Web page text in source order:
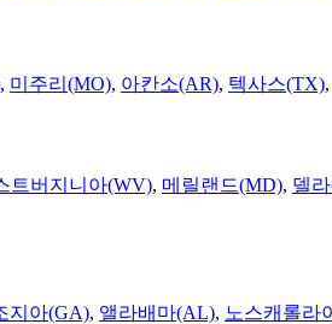
, 미주리(MO), 아칸소(AR), 텍사스(TX),
트버지니아(WV), 메릴랜드(MD), 델
지아(GA), 앨라배마(AL), 노스캐롤라